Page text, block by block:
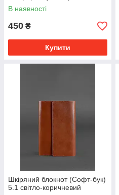
В наявності
450 ₴
Купити
Шкіряний блокнот (Софт-бук)
5.1 світло-коричневий